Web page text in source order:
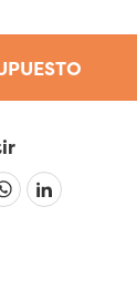
Linkedin